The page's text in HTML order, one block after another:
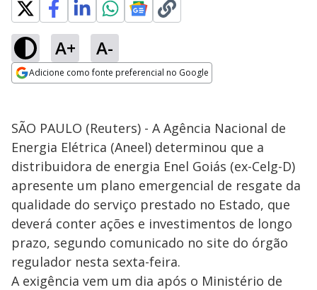
A+ A-
Adicione como fonte preferencial no Google
SÃO PAULO (Reuters) - A Agência Nacional de
Energia Elétrica (Aneel) determinou que a
distribuidora de energia Enel Goiás (ex-Celg-D)
apresente um plano emergencial de resgate da
qualidade do serviço prestado no Estado, que
deverá conter ações e investimentos de longo
prazo, segundo comunicado no site do órgão
regulador nesta sexta-feira.
A exigência vem um dia após o Ministério de